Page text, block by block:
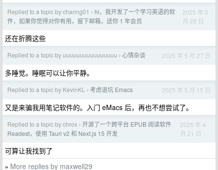
Replied to a topic by channg01 › hi，我开发了一个学习英语的软
件，如果你觉得对你有用，留下邮箱，送你 1 年会员
2025 年 5
月 28 日
还在折腾这些
Replied to a topic by uuuuuuuuuuuuuuuu › 心情杂谈 2025 年 5 月 27 日
多睡觉。睡眠可以让你平静。
Replied to a topic by KevinKL › 考虑退坑 Emacs 2025 年 5 月 15 日
又是来骗我用笔记软件的。入门 eMacs 后，再也不想尝试了。
Replied to a topic by chrox › 开源了一个跨平台 EPUB 阅读软件
Readest，使用 Tauri v2 和 Next.js 15 开发
2025 年 4
月 21 日
可算让我找到了
» More replies by maxwell29